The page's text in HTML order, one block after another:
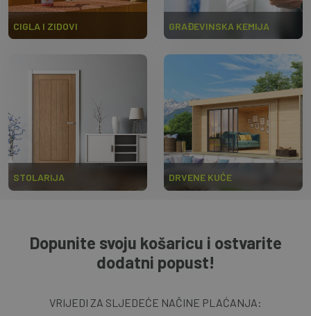
CIGLA I ZIDOVI GRAĐEVINSKA KEMIJA
STOLARIJA DRVENE KUĆE
Dopunite svoju košaricu i ostvarite
dodatni popust!
VRIJEDI ZA SLJEDEĆE NAČINE PLAĆANJA: